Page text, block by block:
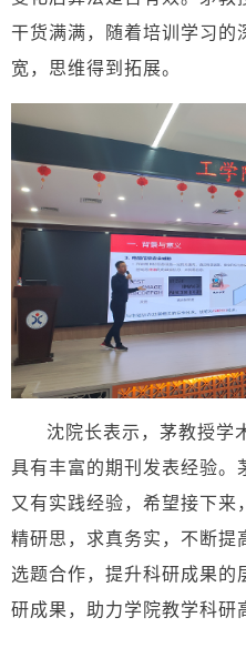
干货满满，随着培训学习的
宽，思维得到拓展。
沈院长表示，茅教授学
具有丰富的期刊发表经验。
又有实践经验，希望接下来
精研思，求真务实，不断提
选题合作，提升科研成果的
研成果，助力学院教学科研